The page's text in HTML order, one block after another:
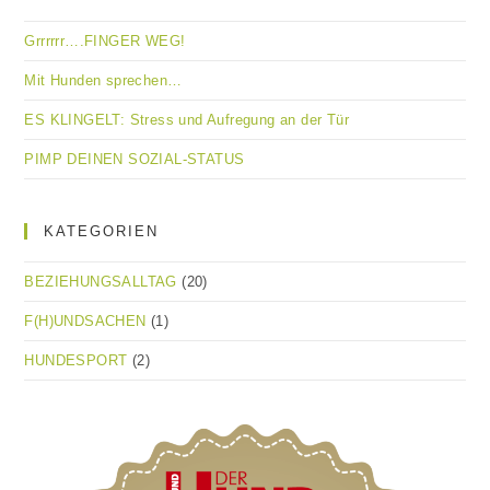
Grrrrrr….FINGER WEG!
Mit Hunden sprechen…
ES KLINGELT: Stress und Aufregung an der Tür
PIMP DEINEN SOZIAL-STATUS
KATEGORIEN
BEZIEHUNGSALLTAG (20)
F(H)UNDSACHEN (1)
HUNDESPORT (2)